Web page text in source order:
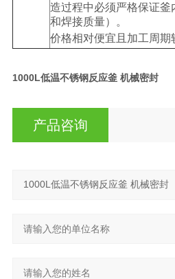
造过程中必须严格保证
和焊接质量）。
价格相对便宜且加工周期
1000L低温不锈钢反应釜 机械密封
产品咨询